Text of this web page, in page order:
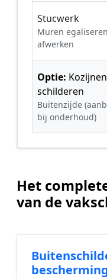
Stucwerk
Muren
afwerken
Optie: Kozijnen
schilderen
Buitenzijde
bij onderhoud)
Het
van de
bescherming